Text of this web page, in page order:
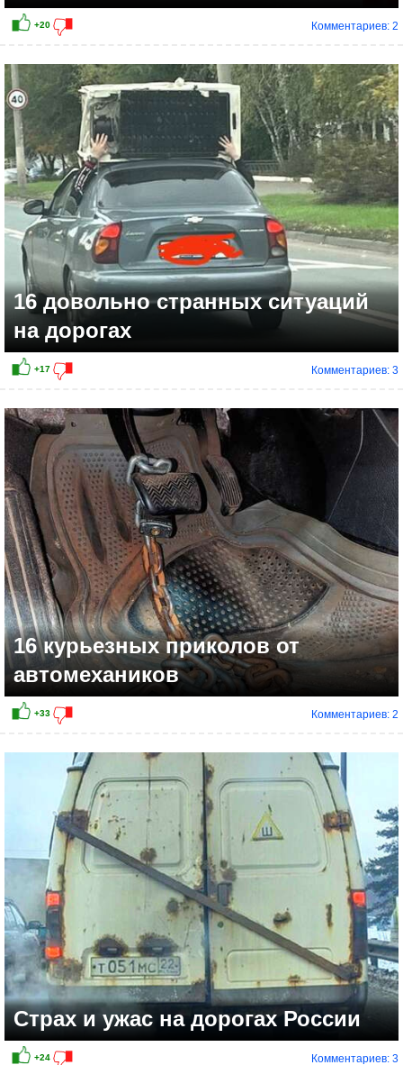
+21
+33
Комментариев: 2
16 довольно странных ситуаций
на дорогах
Комментариев: 3
16 курьезных приколов от
автомехаников
Комментариев: 2
Страх и ужас на дорогах России
Комментариев: 3